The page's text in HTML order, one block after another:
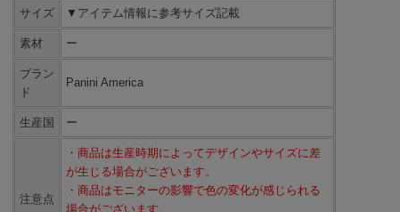
サイズ ▼アイテム情報に参考サイズ記載
素材 ー
ブラン
ド
Panini America
生産国 ー
注意点
・商品は生産時期によってデザインやサイズに差
が生じる場合がございます。
・商品はモニターの影響で色の変化が感じられる
場合がございます。